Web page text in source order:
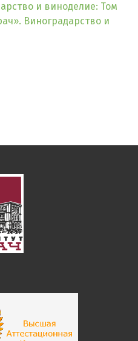
и виноделие: Том
Виноградарство и